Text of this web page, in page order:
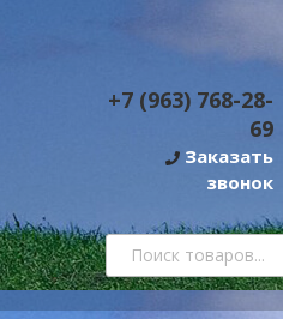
+7 (963) 768-28-
69
Заказать
звонок